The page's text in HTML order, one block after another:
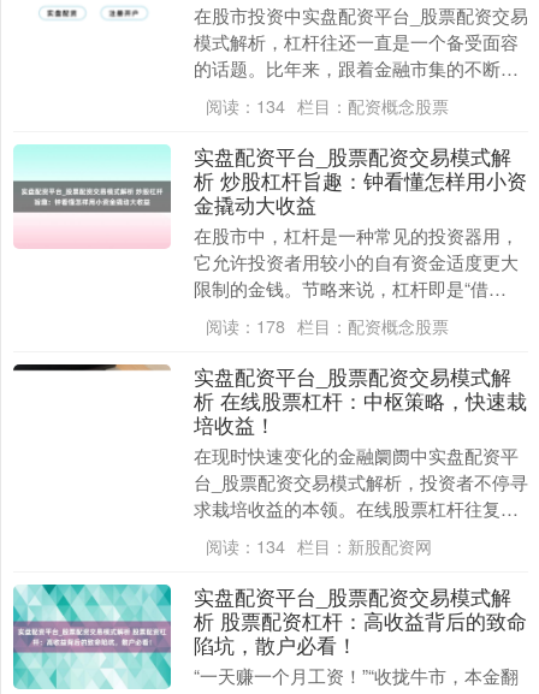
在股市投资中实盘配资平台_股票配资交易
模式解析，杠杆往还一直是一个备受面容
的话题。比年来，跟着金融市集的不断发
展，配资杠杆炒股慢慢参加投资者的视
线。然则，很多投....
阅读： 134 栏目： 配资概念股票
实盘配资平台_股票配资交易模式解
析 炒股杠杆旨趣：钟看懂怎样用小资
金撬动大收益
在股市中，杠杆是一种常见的投资器用，
它允许投资者用较小的自有资金适度更大
限制的金钱。节略来说，杠杆即是“借
力”，通过借用资金放大投资收益，但同期
也放大了风险。交....
阅读： 178 栏目： 配资概念股票
实盘配资平台_股票配资交易模式解
析 在线股票杠杆：中枢策略，快速栽
培收益！
在现时快速变化的金融阛阓中实盘配资平
台_股票配资交易模式解析，投资者不停寻
求栽培收益的本领。在线股票杠杆往复手
脚一种高效的器具，正诱骗着越来越多投
资者的眼力。但....
阅读： 134 栏目： 新股配资网
实盘配资平台_股票配资交易模式解
析 股票配资杠杆：高收益背后的致命
陷坑，散户必看！
“一天赚一个月工资！”“收拢牛市，本金翻